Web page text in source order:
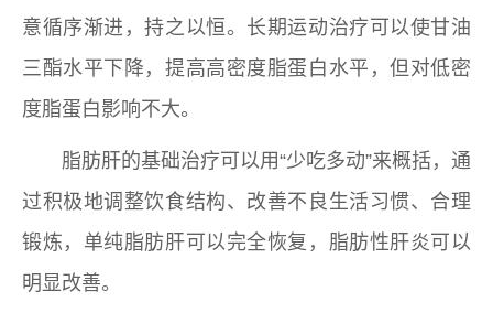
意循序渐进，持之以恒。长期运动治疗可以使甘油
三酯水平下降，提高高密度脂蛋白水平，但对低密
度脂蛋白影响不大。
脂肪肝的基础治疗可以用“少吃多动”来概括，通
过积极地调整饮食结构、改善不良生活习惯、合理
锻炼，单纯脂肪肝可以完全恢复，脂肪性肝炎可以
明显改善。